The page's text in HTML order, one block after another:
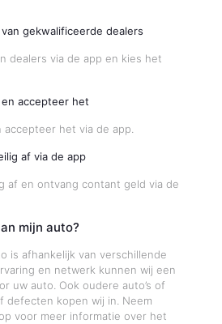
gekwalificeerde dealers
dealers via de app en kies het
accepteer het
het via de app.
af via de app
af en ontvang contant geld via de
mijn auto?
is afhankelijk van verschillende
en netwerk kunnen wij een
uw auto. Ook oudere auto’s of
defecten kopen wij in. Neem
voor meer informatie over het